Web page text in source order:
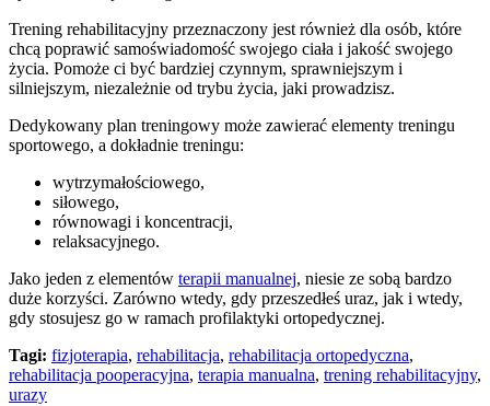
Trening rehabilitacyjny przeznaczony jest również dla osób, które
chcą poprawić samoświadomość swojego ciała i jakość swojego
życia. Pomoże ci być bardziej czynnym, sprawniejszym i
silniejszym, niezależnie od trybu życia, jaki prowadzisz.
Dedykowany plan treningowy może zawierać elementy treningu
sportowego, a dokładnie treningu:
wytrzymałościowego,
siłowego,
równowagi i koncentracji,
relaksacyjnego.
Jako jeden z elementów terapii manualnej, niesie ze sobą bardzo
duże korzyści. Zarówno wtedy, gdy przeszedłeś uraz, jak i wtedy,
gdy stosujesz go w ramach profilaktyki ortopedycznej.
Tagi: fizjoterapia, rehabilitacja, rehabilitacja ortopedyczna,
rehabilitacja pooperacyjna, terapia manualna, trening rehabilitacyjny,
urazy